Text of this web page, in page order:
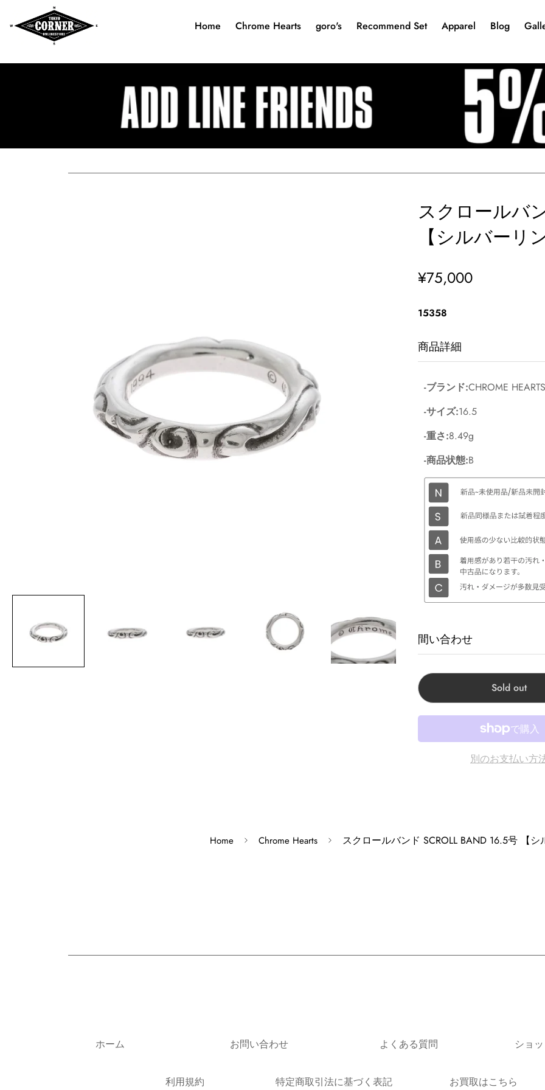
Home Chrome Hearts goro's Recommend Set Apparel Blog
スクロールバ
【シルバーリ
通
格
¥75,000
15358
商品詳細
-ブランド:CHROME HEARTS
-サイズ:16.5
-重さ:8.49g
-商品状態:B
間い合わせ
商品に関するお問い合わ
Corner Accessory原宿:東京
Corner Chrome hearts 原
Corner Accessory心斎橋:
Corner Clothing Store 心
※掲載商品は実店舗等で同
Sold out
別のお支払い方
Home Chrome Hearts スクロールバンド SCROLL BAND 16.5号 【
ホーム お問い合わせ よくある質問 ショ
利用規約 特定商取引法に基づく表記 お買取はこちら